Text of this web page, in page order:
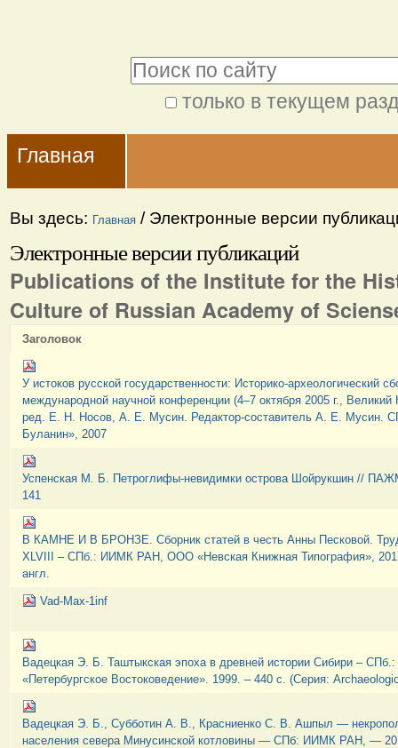
содержимому.
Перейти
навигации
только в текущем
поиск
Navigation
Главная
Вы здесь: Главная / Электронные версии
Электронные версии публикаций
Publications of the Institute for the
Culture of Russian Academy of
Заголовок
У истоков русской государственности: Историко-археологический
международной научной конференции (4–7 октября 2005 г., Великий
ред. Е. Н. Носов, А. Е. Мусин. Редактор-составитель А. Е. Мусин.
Буланин», 2007
Успенская М. Б. Петроглифы-невидимки острова Шойрукшин //
141
В КАМНЕ И В БРОНЗЕ. Сборник статей в честь Анны Песковой.
XLVIII – СПб.: ИИМК РАН, ООО «Невская Книжная Типография»,
англ.
Vad-Max-1inf
Вадецкая Э. Б. Таштыкская эпоха в древней истории Сибири –
«Петербургское Востоковедение». 1999. – 440 с. (Серия:
Вадецкая Э. Б., Субботин А. В., Красниенко С. В. Ашпыл —
населения севера Минусинской котловины — СПб: ИИМК РАН, —